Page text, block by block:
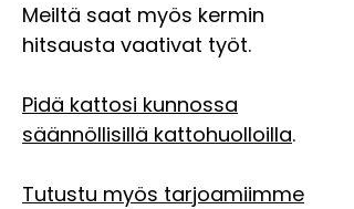
Meiltä saat myös kermin
hitsausta vaativat työt.
Pidä kattosi kunnossa
säännöllisillä kattohuolloilla.
Tutustu myös tarjoamiimme